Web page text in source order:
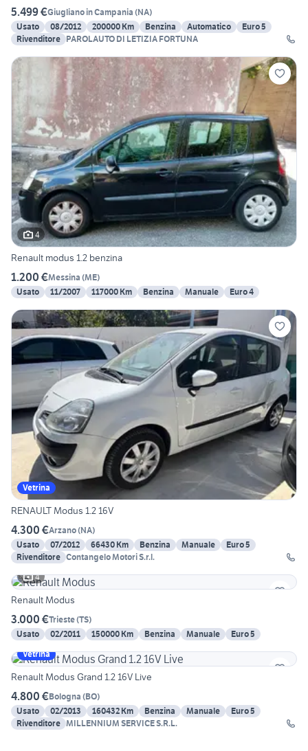
5.499 €Giugliano in Campania (NA)
Usato
08/2012 200000 Km Benzina Automatico
Euro 5
Rivenditore PAROLAUTO DI LETIZIA FORTUNA
4
Renault modus 1.2 benzina
1.200 €Messina (ME)
Usato
11/2007 117000 Km Benzina Manuale Euro 4
Vetrina
RENAULT Modus 1.2 16V
4.300 €Arzano(NA)
Usato
07/2012 66430 Km Benzina Manuale
Euro 5
Rivenditore Contangelo Motori S.r.l.
4
Renault Modus
3.000 €Trieste(TS)
Usato
02/2011 150000 Km Benzina Manuale
Euro 5
Vetrina
Renault Modus Grand 1.2 16V Live
4.800 €Bologna (BO)
Usato
02/2013 160432 Km Benzina Manuale
Euro 5
Rivenditore MILLENNIUM SERVICE S.R.L.